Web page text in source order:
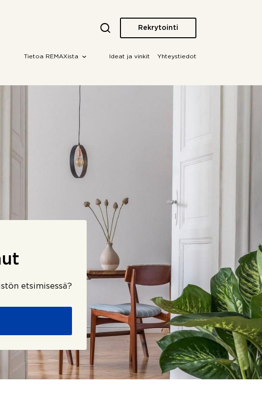
Rekrytointi
Tietoa REMAXista Ideat ja vinkit Yhteystiedot
etsimisessä?